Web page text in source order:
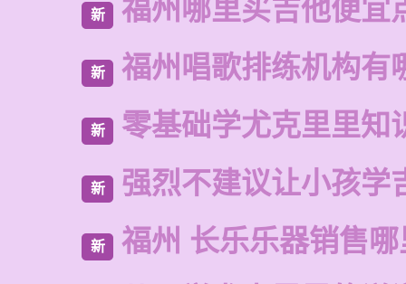
新 福州哪里买吉他便宜
新 福州唱歌排练机构有
新 零基础学尤克里里知
新 强烈不建议让小孩学
新 福州 长乐乐器销售